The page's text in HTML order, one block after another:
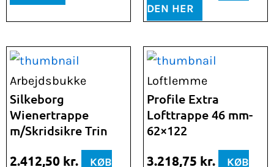
DEN HER
Arbejdsbukke
Silkeborg
Wienertrappe
m/Skridsikre Trin
2.412,50 kr.
KØB
Loftlemme
Profile Extra
Lofttrappe 46 mm-
62×122
3.218,75 kr.
KØB